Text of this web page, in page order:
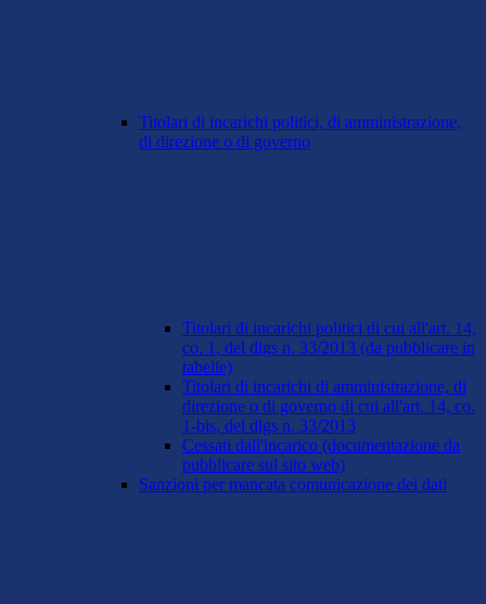
Titolari di incarichi politici, di amministrazione,
di direzione o di governo
Titolari di incarichi politici di cui all'art. 14,
co. 1, del dlgs n. 33/2013 (da pubblicare in
tabelle)
Titolari di incarichi di amministrazione, di
direzione o di governo di cui all'art. 14, co.
1-bis, del dlgs n. 33/2013
Cessati dall'incarico (documentazione da
pubblicare sul sito web)
Sanzioni per mancata comunicazione dei dati